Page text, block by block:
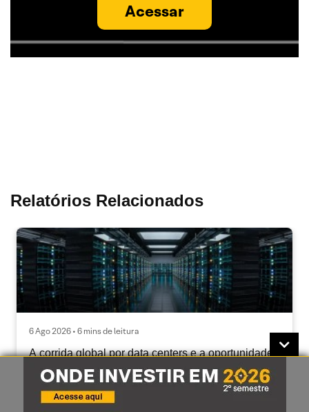
Acessar
Relatórios Relacionados
6 Ago 2026 • 6 mins de leitura
A corrida global por data centers e a oportunidade
para o Brasil